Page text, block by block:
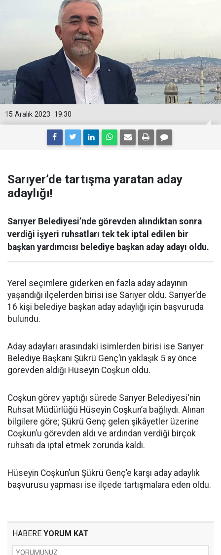
19:30
15 Aralık 2023
Sarıyer’de tartışma yaratan aday
adaylığı!
Sarıyer Belediyesi’nde görevden alındıktan sonra
verdiği işyeri ruhsatları tek tek iptal edilen bir
başkan yardımcısı belediye başkan aday adayı oldu.
Yerel seçimlere giderken en fazla aday adayının
yaşandığı ilçelerden birisi ise Sarıyer oldu. Sarıyer’de
16 kişi belediye başkan aday adaylığı için başvuruda
bulundu.
Aday adayları arasındaki isimlerden birisi ise Sarıyer
Belediye Başkanı Şükrü Genç’in yaklaşık 5 ay önce
görevden aldığı Hüseyin Coşkun oldu.
Coşkun görev yaptığı sürede Sarıyer Belediyesi'nin
Ruhsat Müdürlüğü Hüseyin Coşkun’a bağlıydı. Alınan
bilgilere göre; Şükrü Genç gelen şikâyetler üzerine
Coşkun’u görevden aldı ve ardından verdiği birçok
ruhsatı da iptal etmek zorunda kaldı.
Hüseyin Coşkun’un Şükrü Genç’e karşı aday adaylık
başvurusu yapması ise ilçede tartışmalara eden oldu.
HABERE YORUM KAT